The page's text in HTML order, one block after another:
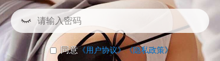
同意《用户协议》《隐私政策》